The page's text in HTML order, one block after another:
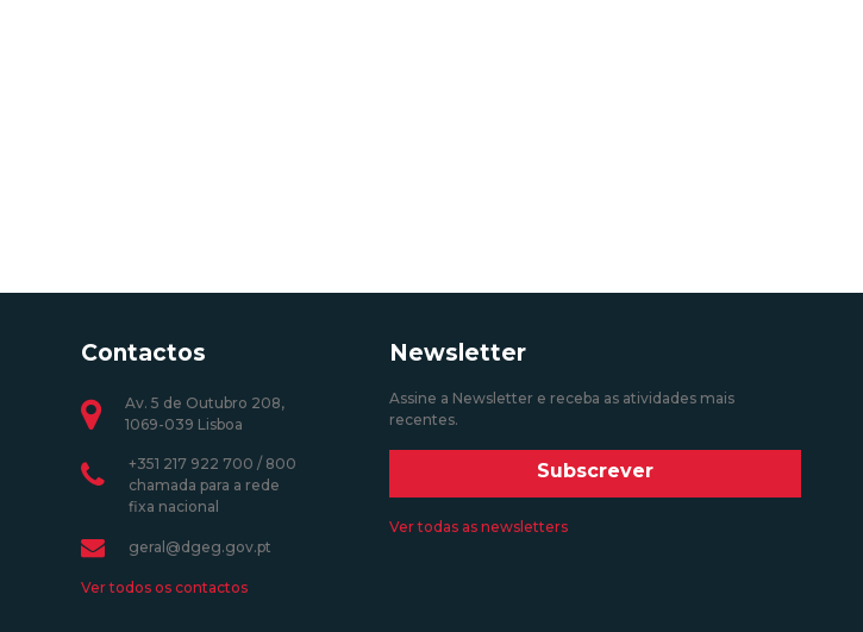
Contactos
Av. 5 de Outubro 208,
1069-039 Lisboa
+351 217 922 700 / 800
chamada para a rede
fixa nacional
geral@dgeg.gov.pt
Ver todos os contactos
Newsletter
Assine a Newsletter e receba as atividades mais
recentes.
Subscrever
Ver todas as newsletters